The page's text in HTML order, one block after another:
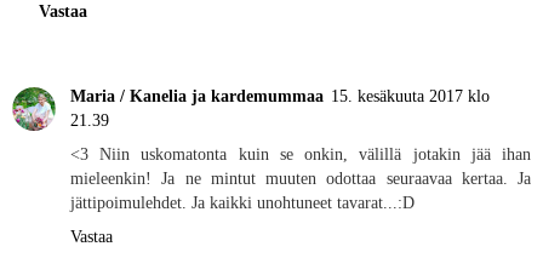
Vastaa
Maria / Kanelia ja kardemummaa 15. kesäkuuta 2017 klo
21.39
<3 Niin uskomatonta kuin se onkin, välillä jotakin jää ihan
mieleenkin! Ja ne mintut muuten odottaa seuraavaa kertaa. Ja
jättipoimulehdet. Ja kaikki unohtuneet tavarat...:D
Vastaa